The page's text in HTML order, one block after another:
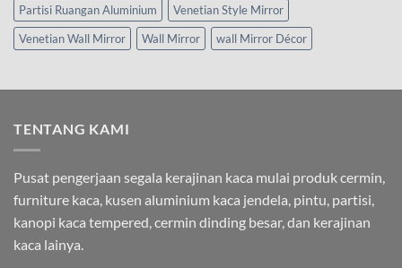
Partisi Ruangan Aluminium
Venetian Style Mirror
Venetian Wall Mirror
Wall Mirror wall Mirror Décor
TENTANG KAMI
Pusat pengerjaan segala kerajinan kaca mulai produk cermin,
furniture kaca, kusen aluminium kaca jendela, pintu, partisi,
kanopi kaca tempered, cermin dinding besar, dan kerajinan
kaca lainya.